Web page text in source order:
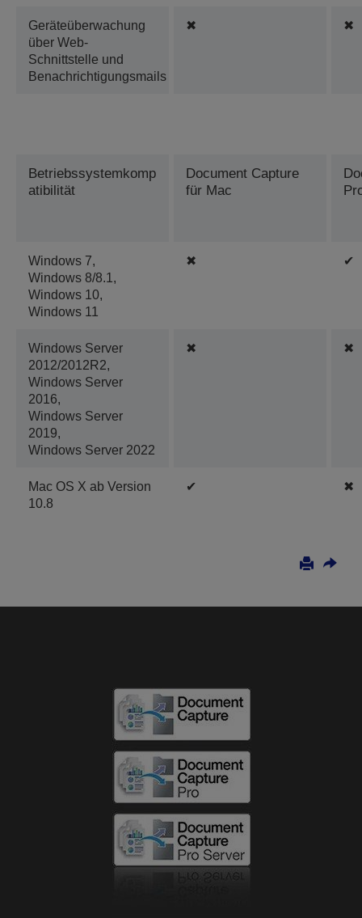
Geräteüberwachung
über Web-
Schnittstelle und
Benachrichtigungsmails
✖ ✖
Betriebssystemkomp
atibilität
Document Capture
für Mac
Windows 7,
Windows 8/8.1,
Windows 10,
Windows 11
✖ ✔
Windows Server
2012/2012R2,
Windows Server
2016,
Windows Server
2019,
Windows Server 2022
✖ ✖
Mac OS X ab Version
10.8
✔ ✖